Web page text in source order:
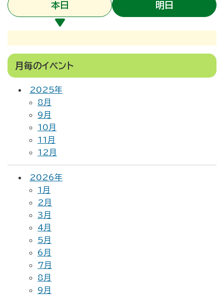
本日 明日
月毎のイベント
2025年
8月
9月
10月
11月
12月
2026年
1月
2月
3月
4月
5月
6月
7月
8月
9月